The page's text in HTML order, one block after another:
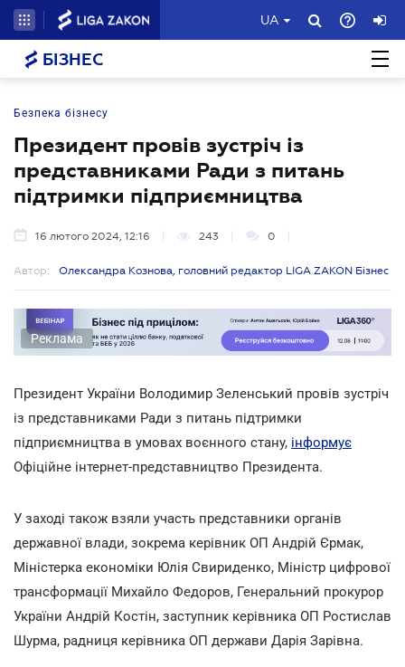
UA
БІЗНЕС
Безпека бізнесу
Президент провів зустріч із
представниками Ради з питань
підтримки підприємництва
16 лютого 2024, 12:16 243 0
Автор: Олександра Кознова, головний редактор LIGA ZAKON Бізнес
Реклама
Президент України Володимир Зеленський провів зустріч
із представниками Ради з питань підтримки
підприємництва в умовах воєнного стану, інформує
Офіційне інтернет-представництво Президента.
У заході також взяли участь представники органів
державної влади, зокрема керівник ОП Андрій Єрмак,
Міністерка економіки Юлія Свириденко, Міністр цифрової
трансформації Михайло Федоров, Генеральний прокурор
України Андрій Костін, заступник керівника ОП Ростислав
Шурма, радниця керівника ОП держави Дарія Зарівна.